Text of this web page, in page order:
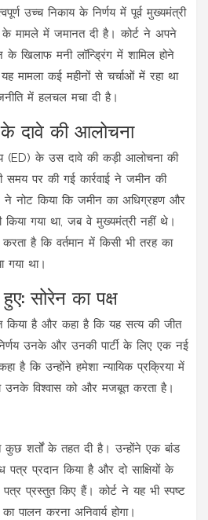
उच्‍च निकाय के निर्णय में पूर्व मुख्यमंत्री
के मामले में जमानत दी है। कोर्ट ने अपने
के खिलाफ मनी लॉन्ड्रिंग में शामिल होने
मामला कई महीनों से चर्चाओं में रहा था
में हलचल मचा दी है।
दावे की आलोचना
(ED) के उस दावे की कड़ी आलोचना की
पर की गई कार्रवाई ने जमीन की
ने नोट किया कि जमीन का अधिग्रहण और
किया गया था, जब वे मुख्यमंत्री नहीं थे।
है कि वर्तमान में किसी भी तरह का
गया था।
सोरेन का पक्ष
किया है और कहा है कि यह सत्य की जीत
उनके और उनकी पार्टी के लिए एक नई
है कि उन्होंने हमेशा न्यायिक प्रक्रिया में
उनके विश्वास को और मजबूत करता है।
कुछ शर्तों के तहत दी है। उन्होंने एक बांड
प्रदान किया है और दो साक्षियों के
प्रस्तुत किए हैं। कोर्ट ने यह भी स्पष्ट
पालन करना अनिवार्य होगा।